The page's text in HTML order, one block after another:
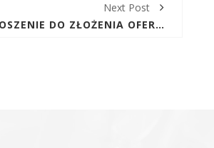
Next Post
ZAPROSZENIE DO ZŁOŻENIA OFERTY W POSTĘPOWANIU NA: „USUNIĘCIE I ZAGOSPODAROWANIE OSADÓW ŚCIEKOWYCH Z OCZYSZCZALNI ŚCIEKÓW W CEDZYNIE”